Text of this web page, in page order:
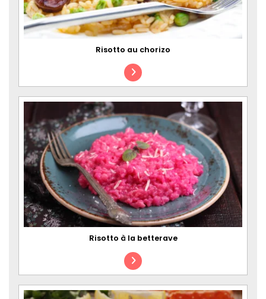
Risotto au chorizo
Risotto à la betterave